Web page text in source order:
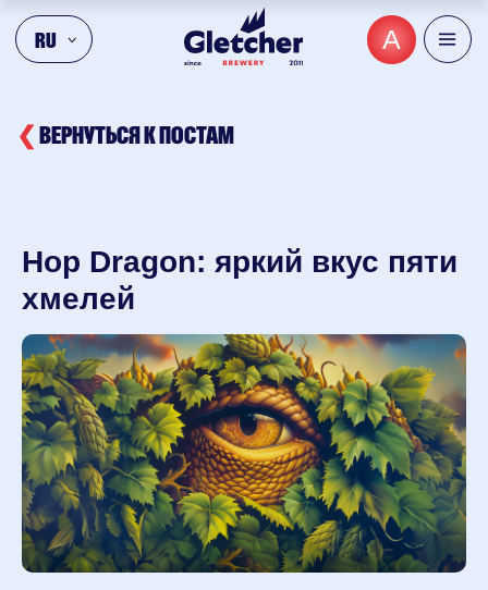
RU
Hop Dragon: яркий вкус пяти
хмелей